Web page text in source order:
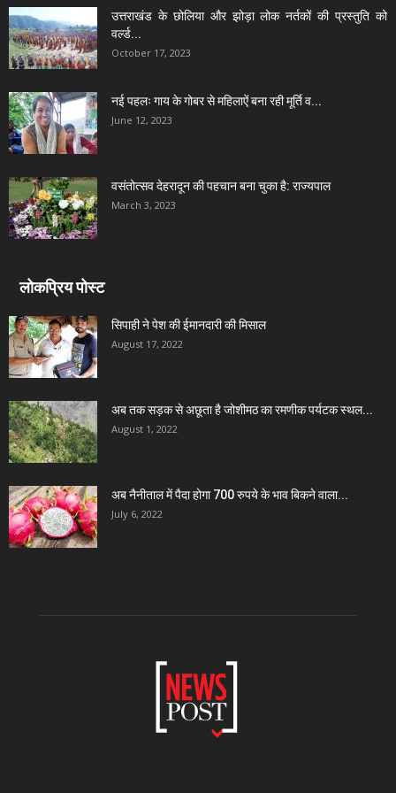
उत्तराखंड के छोलिया और झोड़ा लोक नर्तकों की प्रस्तुति को
वर्ल्ड...
October 17, 2023
नई पहलः गाय के गोबर से महिलाऐं बना रही मूर्ति व...
June 12, 2023
वसंतोत्सव देहरादून की पहचान बना चुका है: राज्यपाल
March 3, 2023
लोकप्रिय पोस्ट
सिपाही ने पेश की ईमानदारी की मिसाल
August 17, 2022
अब तक सड़क से अछूता है जोशीमठ का रमणीक पर्यटक स्थल...
August 1, 2022
अब नैनीताल में पैदा होगा 700 रुपये के भाव बिकने वाला...
July 6, 2022